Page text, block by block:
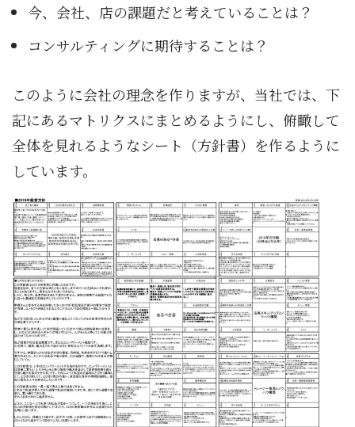
今、会社、店の課題だと考えていることは？
コンサルティングに期待することは？
このように会社の理念を作りますが、当社では、下
記にあるマトリクスにまとめるようにし、俯瞰して
全体を見れるようなシート（方針書）を作るように
しています。